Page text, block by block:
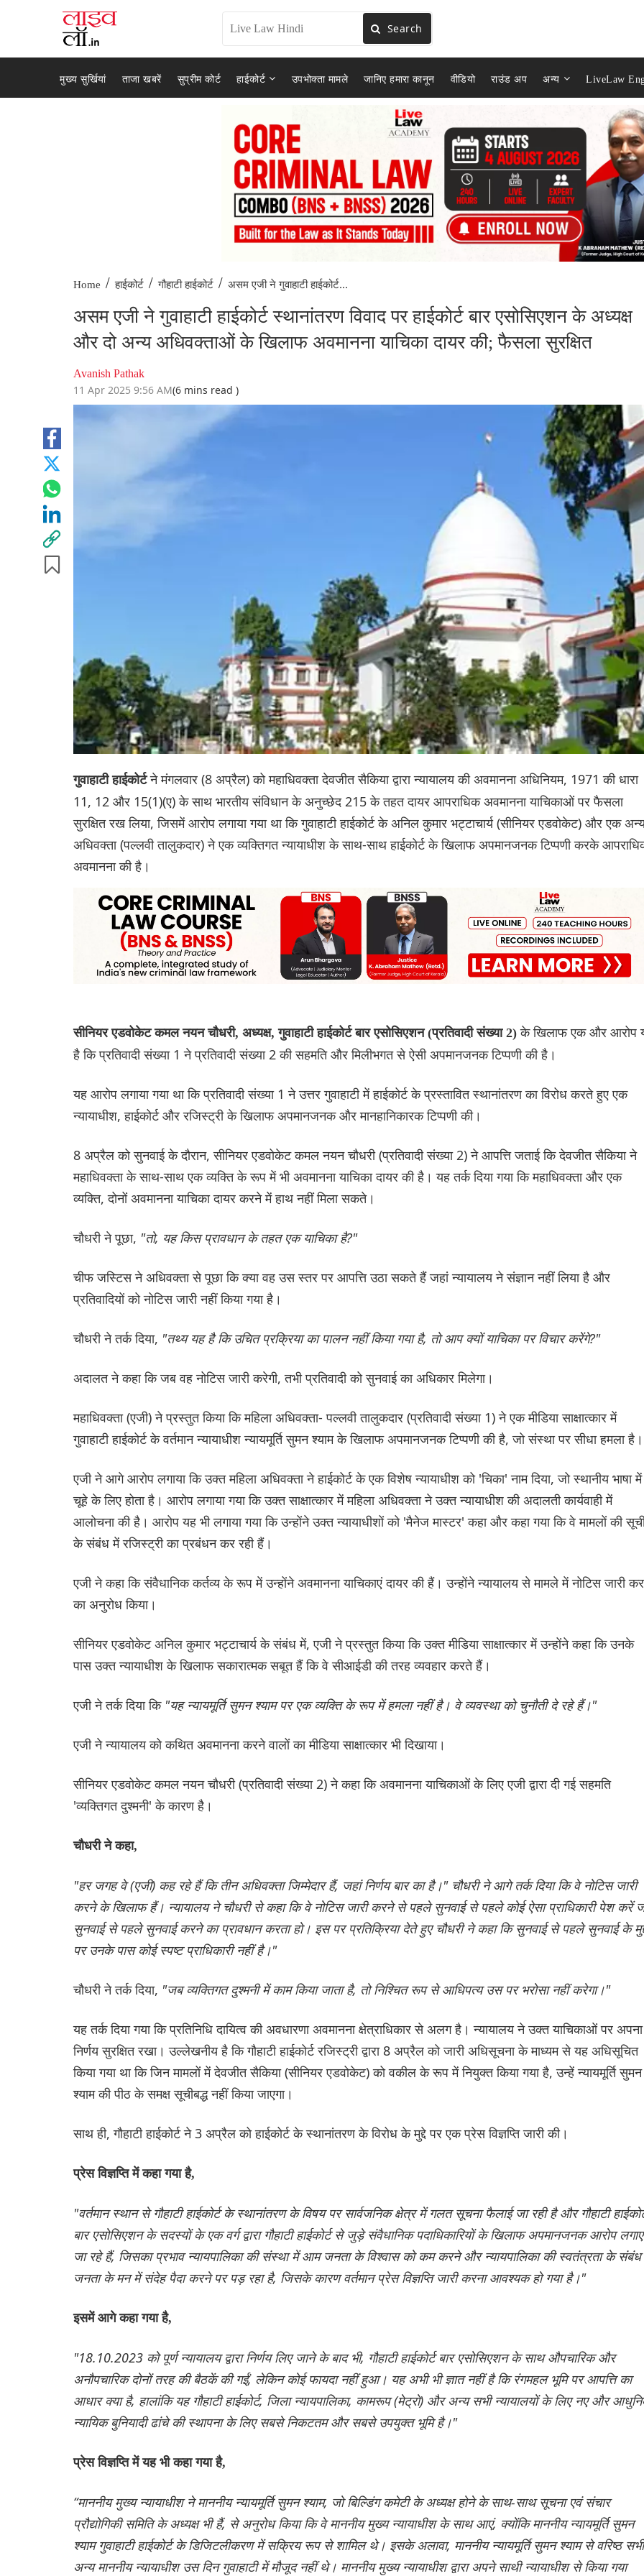
Search
मुख्य सुर्खियां ताजा खबरें सुप्रीम कोर्ट हाईकोर्ट उपभोक्ता मामले जानिए हमारा कानून वीडियो राउंड अप अन्य LiveLaw
Home / हाईकोर्ट / गौहाटी हाईकोर्ट / असम एजी ने गुवाहाटी हाईकोर्ट...
असम एजी ने गुवाहाटी हाईकोर्ट स्थानांतरण विवाद पर हाईकोर्ट बार एसोसिएशन के अध्यक्ष
और दो अन्य अधिवक्ताओं के खिलाफ अवमानना ​​याचिका दायर की; फैसला सुरक्षित
Avanish Pathak
11 Apr 2025 9:56 AM(6 mins read )
गुवाहाटी हाईकोर्टने मंगलवार (8 अप्रैल) को महाधिवक्ता देवजीत सैकिया द्वारा न्यायालय की अवमानना ​​अधिनियम, 1971 की धारा
11, 12 और 15(1)(ए) के साथ भारतीय संविधान के अनुच्छेद 215 के तहत दायर आपराधिक अवमानना ​​याचिकाओं पर फैसला
सुरक्षित रख लिया, जिसमें आरोप लगाया गया था कि गुवाहाटी हाईकोर्ट के अनिल कुमार भट्टाचार्य (सीनियर एडवोकेट) और एक
अधिवक्ता (पल्लवी तालुकदार) ने एक व्यक्तिगत न्यायाधीश के साथ-साथ हाईकोर्ट के खिलाफ अपमानजनक टिप्पणी करके
अवमानना ​​की है।
सीनियर एडवोकेट कमल नयन चौधरी, अध्यक्ष, गुवाहाटी हाईकोर्ट बार एसोसिएशन (प्रतिवादी संख्या 2)के खिलाफ एक और आरोप
है कि प्रतिवादी संख्या 1 ने प्रतिवादी संख्या 2 की सहमति और मिलीभगत से ऐसी अपमानजनक टिप्पणी की है।
यह आरोप लगाया गया था कि प्रतिवादी संख्या 1 ने उत्तर गुवाहाटी में हाईकोर्ट के प्रस्तावित स्थानांतरण का विरोध करते हुए एक
न्यायाधीश, हाईकोर्ट और रजिस्ट्री के खिलाफ अपमानजनक और मानहानिकारक टिप्पणी की।
8 अप्रैल को सुनवाई के दौरान, सीनियर एडवोकेट कमल नयन चौधरी (प्रतिवादी संख्या 2) ने आपत्ति जताई कि देवजीत सैकिया ने
महाधिवक्ता के साथ-साथ एक व्यक्ति के रूप में भी अवमानना ​​याचिका दायर की है। यह तर्क दिया गया कि महाधिवक्ता और एक
व्यक्ति, दोनों अवमानना ​​याचिका दायर करने में हाथ नहीं मिला सकते।
चौधरी ने पूछा, "तो, यह किस प्रावधान के तहत एक याचिका है?"
चीफ जस्टिस ने अधिवक्ता से पूछा कि क्या वह उस स्तर पर आपत्ति उठा सकते हैं जहां न्यायालय ने संज्ञान नहीं लिया है और
प्रतिवादियों को नोटिस जारी नहीं किया गया है।
चौधरी ने तर्क दिया, "तथ्य यह है कि उचित प्रक्रिया का पालन नहीं किया गया है, तो आप क्यों याचिका पर विचार करेंगे?"
अदालत ने कहा कि जब वह नोटिस जारी करेगी, तभी प्रतिवादी को सुनवाई का अधिकार मिलेगा।
महाधिवक्ता (एजी) ने प्रस्तुत किया कि महिला अधिवक्ता- पल्लवी तालुकदार (प्रतिवादी संख्या 1) ने एक मीडिया साक्षात्कार में
गुवाहाटी हाईकोर्ट के वर्तमान न्यायाधीश न्यायमूर्ति सुमन श्याम के खिलाफ अपमानजनक टिप्पणी की है, जो संस्था पर सीधा हमला है।
एजी ने आगे आरोप लगाया कि उक्त महिला अधिवक्ता ने हाईकोर्ट के एक विशेष न्यायाधीश को 'चिका' नाम दिया, जो स्थानीय भाषा में
चूहे के लिए होता है। आरोप लगाया गया कि उक्त साक्षात्कार में महिला अधिवक्ता ने उक्त न्यायाधीश की अदालती कार्यवाही में
आलोचना की है। आरोप यह भी लगाया गया कि उन्होंने उक्त न्यायाधीशों को 'मैनेज मास्टर' कहा और कहा गया कि वे मामलों की
के संबंध में रजिस्ट्री का प्रबंधन कर रही हैं।
एजी ने कहा कि संवैधानिक कर्तव्य के रूप में उन्होंने अवमानना ​​याचिकाएं दायर की हैं। उन्होंने न्यायालय से मामले में नोटिस जारी
का अनुरोध किया।
सीनियर एडवोकेट अनिल कुमार भट्टाचार्य के संबंध में, एजी ने प्रस्तुत किया कि उक्त मीडिया साक्षात्कार में उन्होंने कहा कि उनके
पास उक्त न्यायाधीश के खिलाफ सकारात्मक सबूत हैं कि वे सीआईडी ​​की तरह व्यवहार करते हैं।
एजी ने तर्क दिया कि "यह न्यायमूर्ति सुमन श्याम पर एक व्यक्ति के रूप में हमला नहीं है। वे व्यवस्था को चुनौती दे रहे हैं।"
एजी ने न्यायालय को कथित अवमानना ​​करने वालों का मीडिया साक्षात्कार भी दिखाया।
सीनियर एडवोकेट कमल नयन चौधरी (प्रतिवादी संख्या 2) ने कहा कि अवमानना ​​याचिकाओं के लिए एजी द्वारा दी गई सहमति
'व्यक्तिगत दुश्मनी' के कारण है।
चौधरी ने कहा,
"हर जगह वे (एजी) कह रहे हैं कि तीन अधिवक्ता जिम्मेदार हैं, जहां निर्णय बार का है।" चौधरी ने आगे तर्क दिया कि वे नोटिस जारी
करने के खिलाफ हैं। न्यायालय ने चौधरी से कहा कि वे नोटिस जारी करने से पहले सुनवाई से पहले कोई ऐसा प्राधिकारी पेश करें
सुनवाई से पहले सुनवाई करने का प्रावधान करता हो। इस पर प्रतिक्रिया देते हुए चौधरी ने कहा कि सुनवाई से पहले सुनवाई के
पर उनके पास कोई स्पष्ट प्राधिकारी नहीं है।"
चौधरी ने तर्क दिया, "जब व्यक्तिगत दुश्मनी में काम किया जाता है, तो निश्चित रूप से आधिपत्य उस पर भरोसा नहीं करेगा।"
यह तर्क दिया गया कि प्रतिनिधि दायित्व की अवधारणा अवमानना ​​क्षेत्राधिकार से अलग है। न्यायालय ने उक्त याचिकाओं पर अपना
निर्णय सुरक्षित रखा। उल्लेखनीय है कि गौहाटी हाईकोर्ट रजिस्ट्री द्वारा 8 अप्रैल को जारी अधिसूचना के माध्यम से यह अधिसूचित
किया गया था कि जिन मामलों में देवजीत सैकिया (सीनियर एडवोकेट) को वकील के रूप में नियुक्त किया गया है, उन्हें न्यायमूर्ति सुमन
श्याम की पीठ के समक्ष सूचीबद्ध नहीं किया जाएगा।
साथ ही, गौहाटी हाईकोर्ट ने 3 अप्रैल को हाईकोर्ट के स्थानांतरण के विरोध के मुद्दे पर एक प्रेस विज्ञप्ति जारी की।
प्रेस विज्ञप्ति में कहा गया है,
"वर्तमान स्थान से गौहाटी हाईकोर्ट के स्थानांतरण के विषय पर सार्वजनिक क्षेत्र में गलत सूचना फैलाई जा रही है और गौहाटी
बार एसोसिएशन के सदस्यों के एक वर्ग द्वारा गौहाटी हाईकोर्ट से जुड़े संवैधानिक पदाधिकारियों के खिलाफ अपमानजनक आरोप लगाए
जा रहे हैं, जिसका प्रभाव न्यायपालिका की संस्था में आम जनता के विश्वास को कम करने और न्यायपालिका की स्वतंत्रता के
जनता के मन में संदेह पैदा करने पर पड़ रहा है, जिसके कारण वर्तमान प्रेस विज्ञप्ति जारी करना आवश्यक हो गया है।"
इसमें आगे कहा गया है,
"18.10.2023 को पूर्ण न्यायालय द्वारा निर्णय लिए जाने के बाद भी, गौहाटी हाईकोर्ट बार एसोसिएशन के साथ औपचारिक और
अनौपचारिक दोनों तरह की बैठकें की गईं, लेकिन कोई फायदा नहीं हुआ। यह अभी भी ज्ञात नहीं है कि रंगमहल भूमि पर आपत्ति का
आधार क्या है, हालांकि यह गौहाटी हाईकोर्ट, जिला न्यायपालिका, कामरूप (मेट्रो) और अन्य सभी न्यायालयों के लिए नए और
न्यायिक बुनियादी ढांचे की स्थापना के लिए सबसे निकटतम और सबसे उपयुक्त भूमि है।"
प्रेस विज्ञप्ति में यह भी कहा गया है,
“माननीय मुख्य न्यायाधीश ने माननीय न्यायमूर्ति सुमन श्याम, जो बिल्डिंग कमेटी के अध्यक्ष होने के साथ-साथ सूचना एवं संचार
प्रौद्योगिकी समिति के अध्यक्ष भी हैं, से अनुरोध किया कि वे माननीय मुख्य न्यायाधीश के साथ आएं, क्योंकि माननीय न्यायमूर्ति सुमन
श्याम गुवाहाटी हाईकोर्ट के डिजिटलीकरण में सक्रिय रूप से शामिल थे। इसके अलावा, माननीय न्यायमूर्ति सुमन श्याम से वरिष्ठ सभी
अन्य माननीय न्यायाधीश उस दिन गुवाहाटी में मौजूद नहीं थे। माननीय मुख्य न्यायाधीश द्वारा अपने साथी न्यायाधीश से किया गया